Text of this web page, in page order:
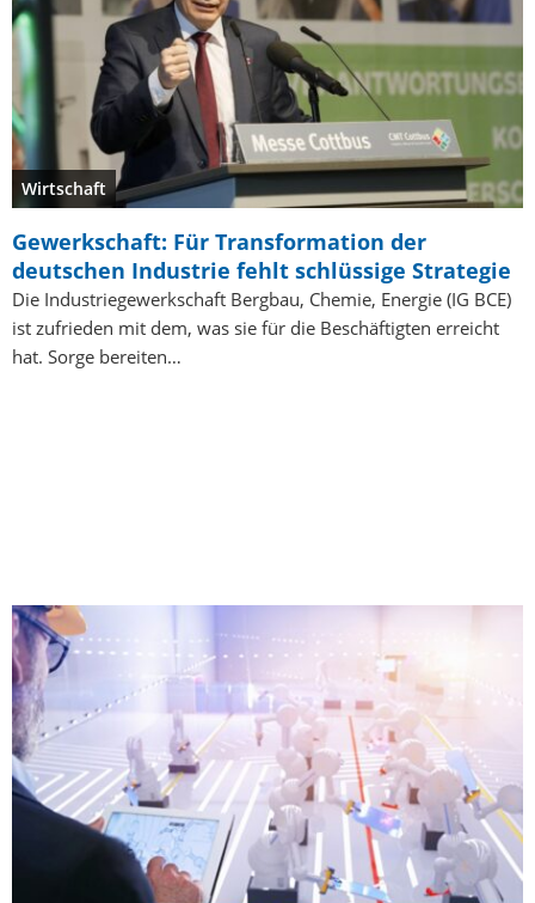
Wirtschaft
Gewerkschaft: Für Transformation der
deutschen Industrie fehlt schlüssige Strategie
Die Industriegewerkschaft Bergbau, Chemie, Energie (IG BCE)
ist zufrieden mit dem, was sie für die Beschäftigten erreicht
hat. Sorge bereiten…